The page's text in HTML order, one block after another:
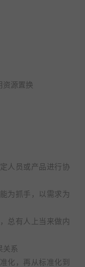
资源置换
人员或产品进行协
为抓手，以需求为
总有人上当来做内
关系
化，再从标准化到